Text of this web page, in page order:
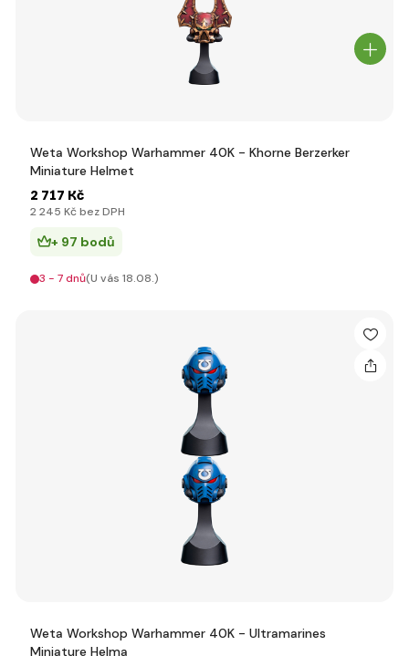
Weta Workshop Warhammer 40K - Khorne Berzerker
Miniature Helmet
2 717 Kč
2 245 Kč bez DPH
+ 97 bodů
3 - 7 dnů(U vás 18.08.)
Weta Workshop Warhammer 40K - Ultramarines
Miniature Helma